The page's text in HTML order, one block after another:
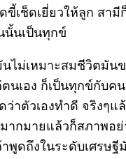
ขี้เช็ดเยี่ยวให้ลูก สามี
นั้นเป็นทุกข์
ไม่เหมาะสมชีวิตมัน
นเอง ก็เป็นทุกข์กับค
าตัวเองทำดี จริงๆแ
กมายแล้วก็สภาพอย่
พูดถึงในระดับเศรษฐี